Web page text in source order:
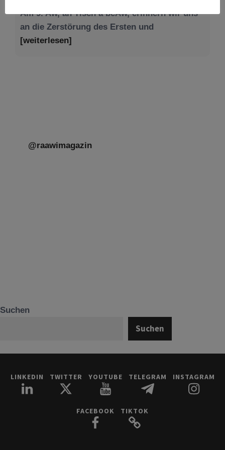
@raawimagazin
Suchen
Suchen
LINKEDIN TWITTER YOUTUBE TELEGRAM INSTAGRAM
FACEBOOK TIKTOK